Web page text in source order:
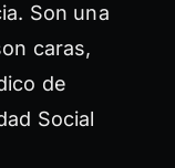
Son una
caras,
de
Social